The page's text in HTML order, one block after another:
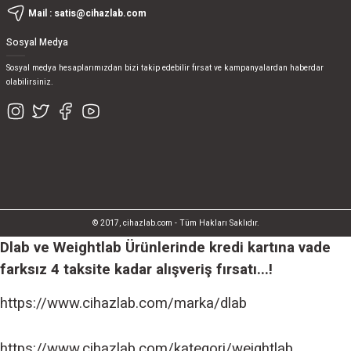
Mail : satis@cihazlab.com
Sosyal Medya
Sosyal medya hesaplarımızdan bizi takip edebilir fırsat ve kampanyalardan haberdar
olabilirsiniz.
© 2017, cihazlab.com - Tüm Hakları Saklıdır.
Dlab ve Weightlab Ürünlerinde kredi kartına vade
farksız 4 taksite kadar alışveriş fırsatı...!
https://www.cihazlab.com/marka/dlab